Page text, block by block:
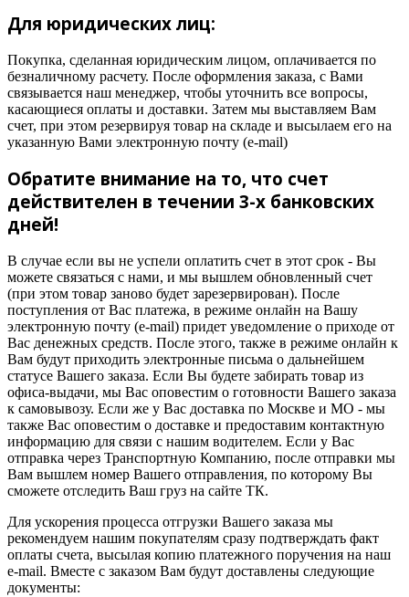
Для юридических лиц:
Покупка, сделанная юридическим лицом, оплачивается по
безналичному расчету. После оформления заказа, с Вами
связывается наш менеджер, чтобы уточнить все вопросы,
касающиеся оплаты и доставки. Затем мы выставляем Вам
счет, при этом резервируя товар на складе и высылаем его на
указанную Вами электронную почту (e-mail)
Обратите внимание на то, что счет
действителен в течении 3-х банковских
дней!
В случае если вы не успели оплатить счет в этот срок - Вы
можете связаться с нами, и мы вышлем обновленный счет
(при этом товар заново будет зарезервирован). После
поступления от Вас платежа, в режиме онлайн на Вашу
электронную почту (e-mail) придет уведомление о приходе от
Вас денежных средств. После этого, также в режиме онлайн к
Вам будут приходить электронные письма о дальнейшем
статусе Вашего заказа. Если Вы будете забирать товар из
офиса-выдачи, мы Вас оповестим о готовности Вашего заказа
к самовывозу. Если же у Вас доставка по Москве и МО - мы
также Вас оповестим о доставке и предоставим контактную
информацию для связи с нашим водителем. Если у Вас
отправка через Транспортную Компанию, после отправки мы
Вам вышлем номер Вашего отправления, по которому Вы
сможете отследить Ваш груз на сайте ТК.
Для ускорения процесса отгрузки Вашего заказа мы
рекомендуем нашим покупателям сразу подтверждать факт
оплаты счета, высылая копию платежного поручения на наш
e-mail. Вместе с заказом Вам будут доставлены следующие
документы: